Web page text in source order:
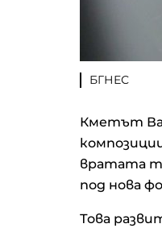
БГНЕС
Кметът
вратата
под нова
Това